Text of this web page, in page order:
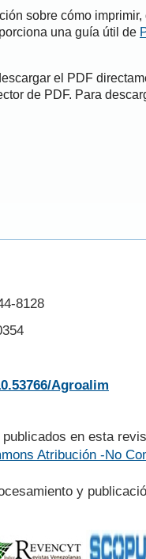
sobre cómo
una guía útil de
el PDF
de PDF. Para
8128
Agroalim
en esta
Atribución -No
y